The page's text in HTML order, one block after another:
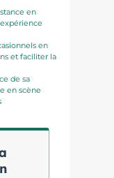
en
en
et faciliter la
de sa
en scène